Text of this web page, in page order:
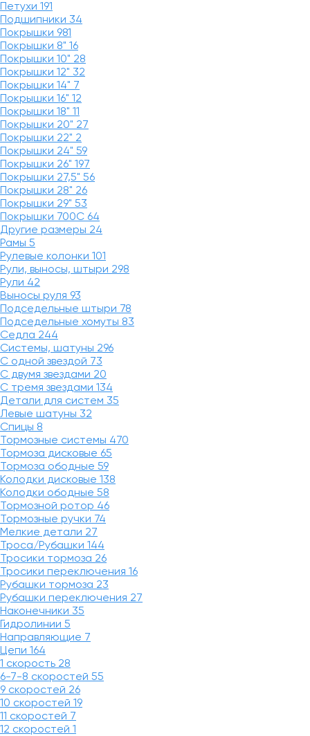
Петухи 191
Подшипники 34
Покрышки 981
Покрышки 8" 16
Покрышки 10" 28
Покрышки 12" 32
Покрышки 14" 7
Покрышки 16" 12
Покрышки 18" 11
Покрышки 20" 27
Покрышки 22" 2
Покрышки 24" 59
Покрышки 26" 197
Покрышки 27,5" 56
Покрышки 28" 26
Покрышки 29" 53
Покрышки 700C 64
Другие размеры 24
Рамы 5
Рулевые колонки 101
Рули, выносы, штыри 298
Рули 42
Выносы руля 93
Подседельные штыри 78
Подседельные хомуты 83
Седла 244
Системы, шатуны 296
С одной звездой 73
С двумя звездами 20
С тремя звездами 134
Детали для систем 35
Левые шатуны 32
Спицы 8
Тормозные системы 470
Тормоза дисковые 65
Тормоза ободные 59
Колодки дисковые 138
Колодки ободные 58
Тормозной ротор 46
Тормозные ручки 74
Мелкие детали 27
Троса/Рубашки 144
Тросики тормоза 26
Тросики переключения 16
Рубашки тормоза 23
Рубашки переключения 27
Наконечники 35
Гидролинии 5
Направляющие 7
Цепи 164
1 скорость 28
6-7-8 скоростей 55
9 скоростей 26
10 скоростей 19
11 скоростей 7
12 скоростей 1